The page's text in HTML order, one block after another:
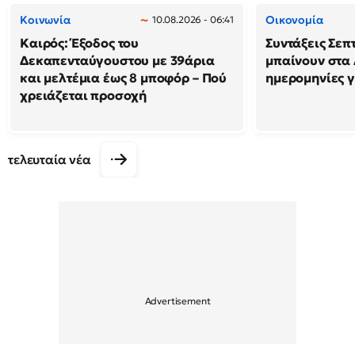
Κοινωνία 10.08.2026 - 06:41
Καιρός: Έξοδος του
Δεκαπενταύγουστου με 39άρια
και μελτέμια έως 8 μποφόρ – Πού
χρειάζεται προσοχή
Οικονομία
Συντάξεις
μπαίνουν
ημερομηνίες
τελευταία νέα